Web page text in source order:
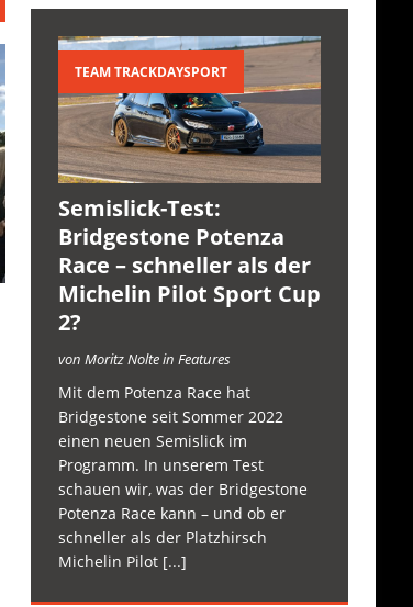
TEAM TRACKDAYSPORT
Semislick-Test:
Bridgestone Potenza
Race – schneller als der
Michelin Pilot Sport Cup
2?
von Moritz Nolte in Features
Mit dem Potenza Race hat
Bridgestone seit Sommer 2022
einen neuen Semislick im
Programm. In unserem Test
schauen wir, was der Bridgestone
Potenza Race kann – und ob er
schneller als der Platzhirsch
Michelin Pilot [...]